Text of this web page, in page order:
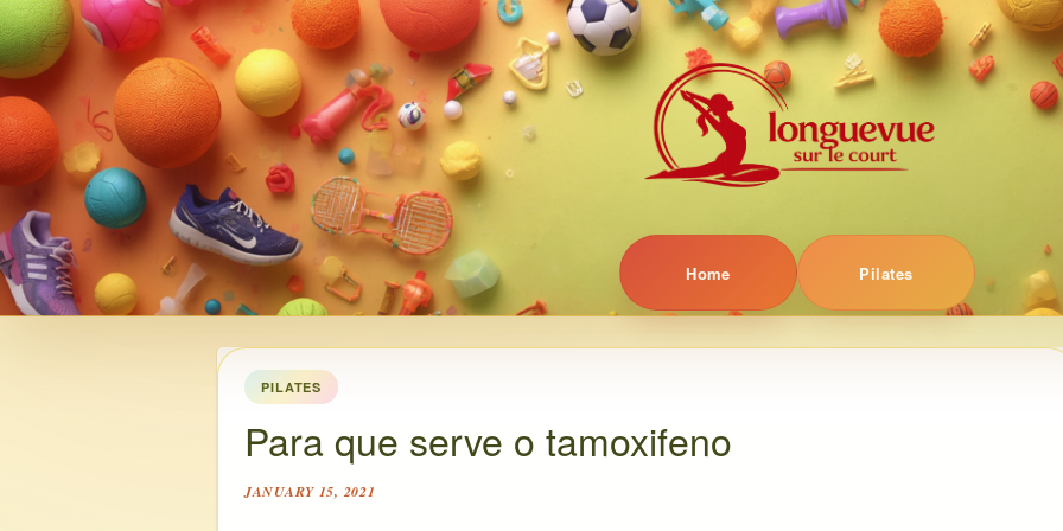
Home Pilates
PILATES
Para que serve o tamoxifeno
JANUARY 15, 2021